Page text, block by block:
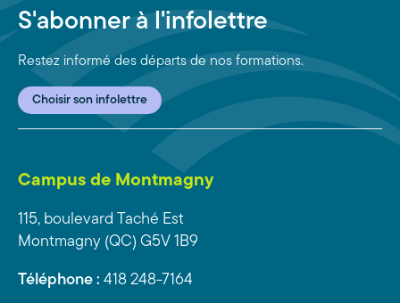
S'abonner à l'infolettre
Restez informé des départs de nos formations.
Choisir son infolettre
Campus de Montmagny
115, boulevard Taché Est
Montmagny (QC) G5V 1B9
Téléphone : 418 248-7164